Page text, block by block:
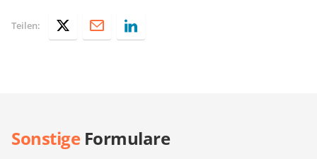
Teilen:
SonstigeFormulare